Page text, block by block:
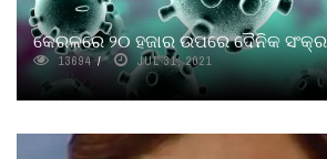
କେରଳରେ ୨୦ ହଜାର ଉପରେ ଦୈନିକ
13694 JUL 31, 2021